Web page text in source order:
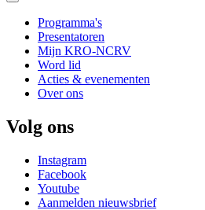
Programma's
Presentatoren
Mijn KRO-NCRV
Word lid
Acties & evenementen
Over ons
Volg ons
Instagram
Facebook
Youtube
Aanmelden nieuwsbrief